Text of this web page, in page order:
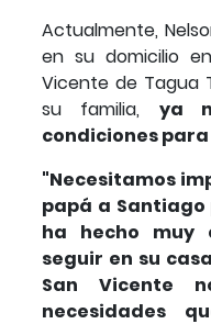
Actualmente,
en su domicilio
Vicente de Tagua
su familia, ya
condiciones
"Necesitamos
papá a Santiago
ha hecho muy
seguir en su
San Vicente
necesidades